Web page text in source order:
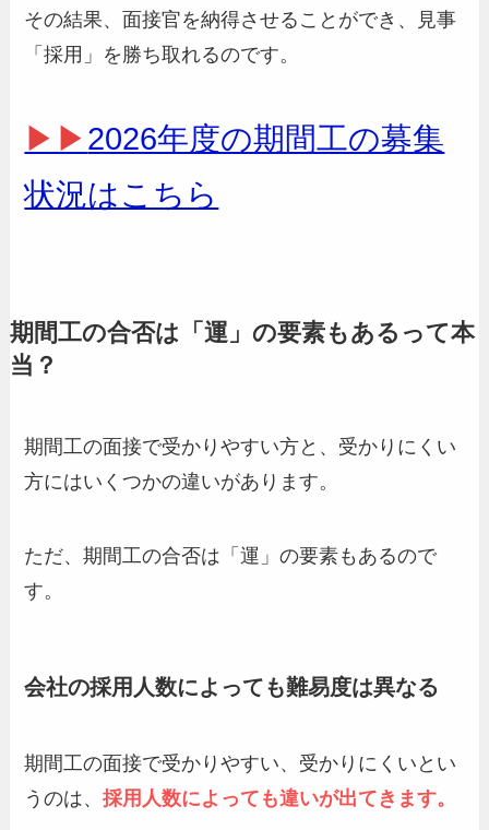
その結果、面接官を納得させることができ、見事
「採用」を勝ち取れるのです。
▶▶2026年度の期間工の募集
状況はこちら
期間工の合否は「運」の要素もあるって本
当？
期間工の面接で受かりやすい方と、受かりにくい
方にはいくつかの違いがあります。
ただ、期間工の合否は「運」の要素もあるので
す。
会社の採用人数によっても難易度は異なる
期間工の面接で受かりやすい、受かりにくいとい
うのは、採用人数によっても違いが出てきます。